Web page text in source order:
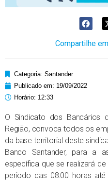
Compartilhe
Categoria: Santander
Publicado em: 19/09/2022
Horário: 12:33
O Sindicato dos
Região, convoca todos os
da base territorial deste
Banco Santander, para a
específica que se realizará
período das 08:00 horas